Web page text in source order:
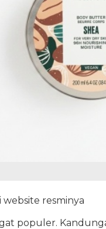
website resminya
populer.